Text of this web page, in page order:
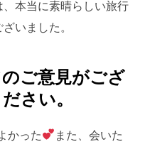
本当に素晴らしい旅行
いました。
ご意見がござ
さい。
かった
また、会いた